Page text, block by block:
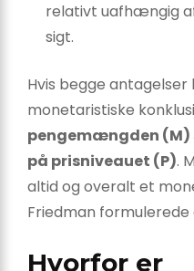
relativt uafhængig
sigt.
Hvis begge
monetaristiske
pengemængden
på prisniveauet (P).
altid og overalt et
Friedman formulerede
Hvorfor er